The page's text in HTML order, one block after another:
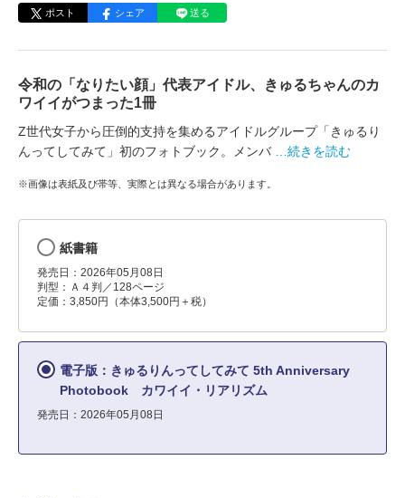
ポスト シェア 送る
令和の「なりたい顔」代表アイドル、きゅるちゃんのカ
ワイイがつまった1冊
Z世代女子から圧倒的支持を集めるアイドルグループ「きゅるり
んってしてみて」初のフォトブック。メンバ
…続きを読む
※画像は表紙及び帯等、実際とは異なる場合があります。
紙書籍
発売日：2026年05月08日
判型：Ａ４判／128ページ
定価：3,850円（本体3,500円＋税）
電子版：きゅるりんってしてみて 5th Anniversary
Photobook カワイイ・リアリズム
発売日：2026年05月08日